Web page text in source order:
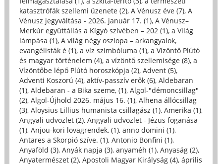
katasztrófák szellemi üzenete (2), A Vénusz éve (7), A
Vénusz jegyváltása - 2026. január 17. (1), A Vénusz–
Merkúr együttállás a Kígyó szívében – 202 (1), a Világ
lámpása (1), A világ négy oszlopa – arkangyalok,
evangélisták é (1), a víz szimbóluma (1), a Vízöntő Plútó
és magyar történelem (4), a vízöntő szellemisége (8), a
Vízöntőbe lépő Plútó horoszkópja (2), Advent (5),
Adventi Koszorú (4), aktív-passzív erők (6), Aldebaran
(1), Aldebaran - a Bika szeme, (1), Algol-"démoncsillag"
(2), Algol-Újhold 2026. május 16. (1), Alhena állócsillag
(3), Aloysius Lillius humanista csillagász (1), Amerika (1),
Angyali üdvözlet (2), Angyali üdvözlet - Jézus foganása
(1), Anjou-kori lovagrendek, (1), anno domini (1),
Antares a Skorpió szíve. (1), Antonio Bonfini (1),
Anyaföld (3), Anyák napja (3), anyaméh (1), Anyaság (2),
Anyatermészet (2), Apostoli Magyar Királyság (4), április